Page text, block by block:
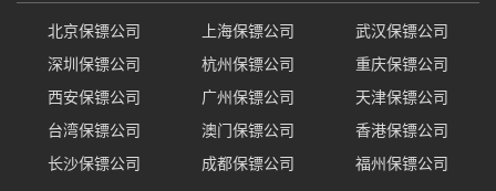
北京保镖公司 上海保镖公司
武汉保镖公司
深圳保镖公司
杭州保镖公司
重庆保镖公司
西安保镖公司
广州保镖公司
天津保镖公司
台湾保镖公司
澳门保镖公司
香港保镖公司
长沙保镖公司
成都保镖公司 福州保镖公司